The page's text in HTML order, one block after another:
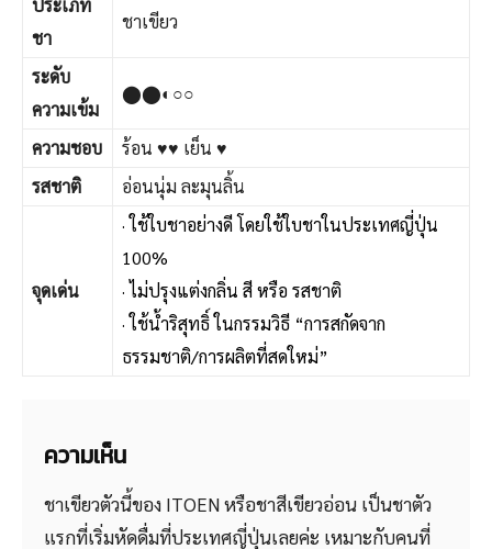
ประเภท
ชา
ชาเขียว
ระดับ
ความเข้ม
⬤⬤◐○○
ความชอบ
ร้อน ♥♥ เย็น ♥
รสชาติ
อ่อนนุ่ม ละมุนลิ้น
จุดเด่น
· ใช้ใบชาอย่างดี โดยใช้ใบชาในประเทศญี่ปุ่น
100%
·ไม่ปรุงแต่งกลิ่น สี หรือ รสชาติ
·ใช้น้ำริสุทธิ์ ในกรรมวิธี “การสกัดจาก
ธรรมชาติ/การผลิตที่สดใหม่”
ความเห็น
ชาเขียวตัวนี้ของ ITOEN หรือชาสีเขียวอ่อน เป็นชาตัว
แรกที่เริ่มหัดดื่มที่ประเทศญี่ปุ่นเลยค่ะ เหมาะกับคนที่